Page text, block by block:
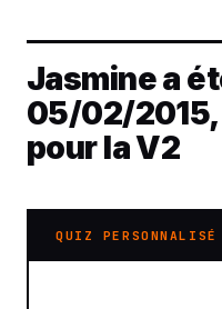
Jasmine a
05/02/2015,
pour la V2
QUIZ PERSONNALISÉ